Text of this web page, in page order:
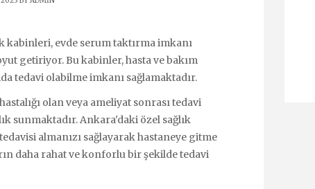
kabinleri, evde serum taktırma imkanı
getiriyor. Bu kabinler, hasta ve bakım
tedavi olabilme imkanı sağlamaktadır.
olan veya ameliyat sonrası tedavi
sunmaktadır. Ankara'daki özel sağlık
almanızı sağlayarak hastaneye gitme
daha rahat ve konforlu bir şekilde tedavi